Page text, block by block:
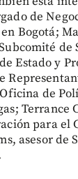
de
Bogotá;
de
Estado y
de
Terrance
para el
asesor de